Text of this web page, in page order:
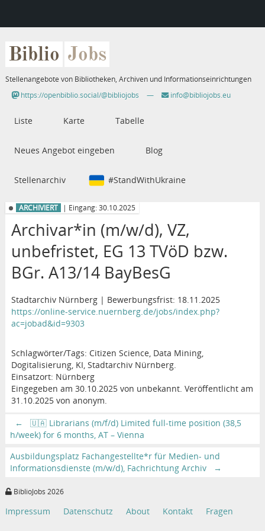
Biblio Jobs
Stellenangebote von Bibliotheken, Archiven und Informationseinrichtungen
https://openbiblio.social/@bibliojobs
— info@bibliojobs.eu
Liste Karte Tabelle
Neues Angebot eingeben Blog
Stellenarchiv #StandWithUkraine
ARCHIVIERT | Eingang: 30.10.2025
Archivar*in (m/w/d), VZ,
unbefristet, EG 13 TVöD bzw.
BGr. A13/14 BayBesG
Stadtarchiv Nürnberg | Bewerbungsfrist: 18.11.2025
https://online-service.nuernberg.de/jobs/index.php?
ac=jobad&id=9303
Schlagwörter/Tags: Citizen Science, Data Mining,
Dogitalisierung, KI, Stadtarchiv Nürnberg.
Einsatzort: Nürnberg
Eingegeben am 30.10.2025 von unbekannt. Veröffentlicht am
31.10.2025 von anonym.
←
🇺🇦 Librarians (m/f/d) Limited full-time position (38,5
h/week) for 6 months, AT – Vienna
Ausbildungsplatz Fachangestellte*r für Medien- und
Informationsdienste (m/w/d), Fachrichtung Archiv
→
BiblioJobs 2026
Impressum Datenschutz About Kontakt Fragen